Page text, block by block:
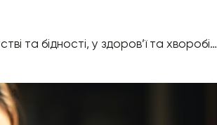
та бідності, у здоров’ї та хворобі…